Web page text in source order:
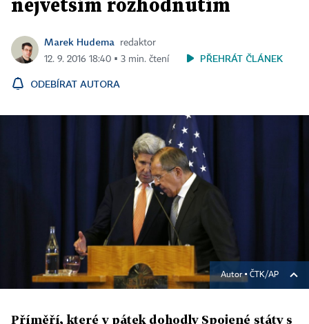
největším rozhodnutím
Marek Hudema
redaktor
12. 9. 2016 18:40 ▪ 3 min. čtení
PŘEHRÁT ČLÁNEK
ODEBÍRAT AUTORA
Autor ▪ ČTK/AP
Příměří, které v pátek dohodly Spojené státy s